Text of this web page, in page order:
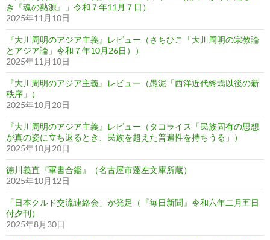
き『魂の熱源』」令和７年11月７日）
2025年11月10日
『大川周明のアジア主義』レビュー（さちひこ「大川周明の宗教論
とアジア論」令和７年10月26日））
2025年11月10日
『大川周明のアジア主義』レビュー（愚泥「西洋近代終焉以後の新
秩序」）
2025年10月20日
『大川周明のアジア主義』レビュー（タコライス「民族固有の思想
が真の姿に立ち返るとき、民族を超えた普遍性を持ちうる」）
2025年10月20日
徳川義直『軍書合鑑』（名古屋市蓬左文庫所蔵）
2025年10月12日
「日本クルド交流連絡会」が発足（『毎日新聞』令和六年二月五日
付夕刊）
2025年8月30日